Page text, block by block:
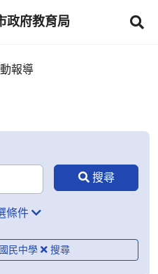
政府教育局
報導
條件
民中學